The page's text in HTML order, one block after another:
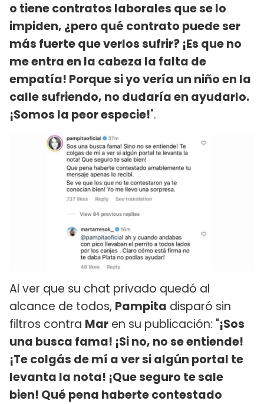
o tiene contratos laborales que se lo
impiden, ¿pero qué contrato puede ser
más fuerte que verlos sufrir? ¡Es que no
me entra en la cabeza la falta de
empatía! Porque si yo vería un niño en la
calle sufriendo, no dudaría en ayudarlo.
¡Somos la peor especie!".
Al ver que su chat privado quedó al
alcance de todos, Pampita disparó sin
filtros contra Mar en su publicación: "¡Sos
una busca fama! ¡Si no, no se entiende!
¡Te colgás de mí a ver si algún portal te
levanta la nota! ¡Que seguro te sale
bien! Qué pena haberte contestado